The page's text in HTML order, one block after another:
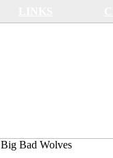
Big Bad Wolves